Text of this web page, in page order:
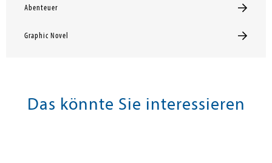
Abenteuer
Graphic Novel
Das könnte Sie interessieren